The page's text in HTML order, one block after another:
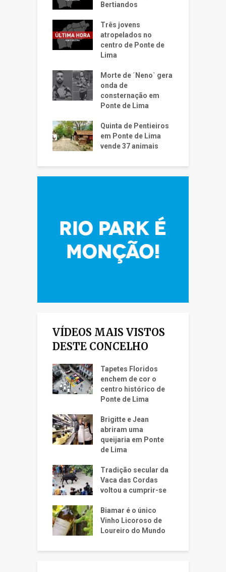
Bertiandos
Três jovens
atropelados no
centro de Ponte de
Lima
Morte de ´Neno` gera
onda de
consternação em
Ponte de Lima
Quinta de Pentieiros
em Ponte de Lima
vende 37 animais
VÍDEOS MAIS VISTOS
DESTE CONCELHO
Tapetes Floridos
enchem de cor o
centro histórico de
Ponte de Lima
Brigitte e Jean
abriram uma
queijaria em Ponte
de Lima
Tradição secular da
Vaca das Cordas
voltou a cumprir-se
Biamar é o único
Vinho Licoroso de
Loureiro do Mundo